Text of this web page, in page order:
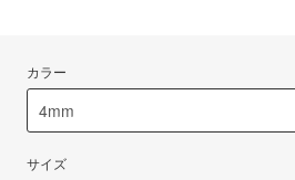
カラー
サイズ